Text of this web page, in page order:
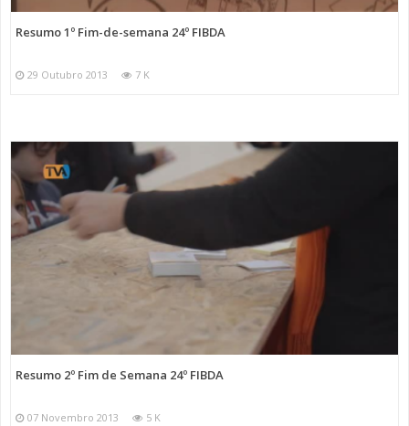
Resumo 1º Fim-de-semana 24º FIBDA
29 Outubro 2013 7 K
Resumo 2º Fim de Semana 24º FIBDA
07 Novembro 2013 5 K